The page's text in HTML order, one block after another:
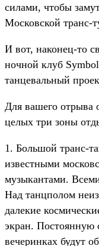
силами, чтобы
Московской транс-
И вот, наконец-то
ночной клуб
танцевальный
Для вашего отрыва
целых три зоны
1. Большой транс-
известными
музыкантами.
Над танцполом
далекие
экран. Постоянную
вечеринках будут